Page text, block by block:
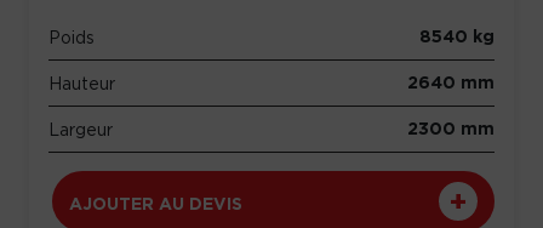
Poids 8540 kg
Hauteur 2640 mm
Largeur 2300 mm
AJOUTER AU DEVIS